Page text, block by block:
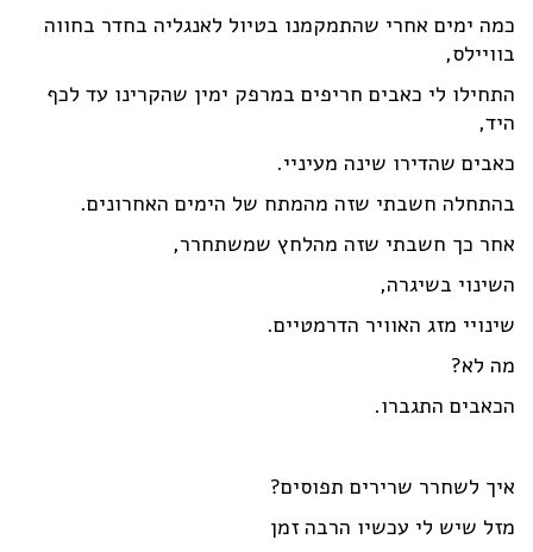
כמה ימים אחרי שהתמקמנו בטיול לאנגליה בחדר בחווה
בוויילס,
התחילו לי כאבים חריפים במרפק ימין שהקרינו עד לכף
היד,
כאבים שהדירו שינה מעיניי.
בהתחלה חשבתי שזה מהמתח של הימים האחרונים.
אחר כך חשבתי שזה מהלחץ שמשתחרר,
השינוי בשיגרה,
שינויי מזג האוויר הדרמטיים.
מה לא?
הכאבים התגברו.
איך לשחרר שרירים תפוסים?
מזל שיש לי עכשיו הרבה זמן